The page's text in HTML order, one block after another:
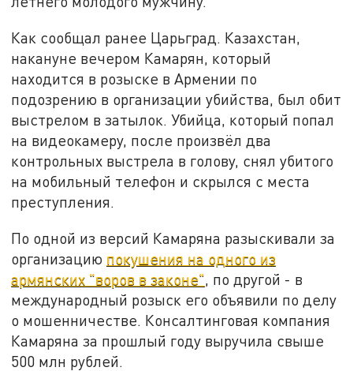
Как сообщал ранее Царьград. Казахстан,
накануне вечером Камарян, который
находится в розыске в Армении по
подозрению в организации убийства, был обит
выстрелом в затылок. Убийца, который попал
на видеокамеру, после произвёл два
контрольных выстрела в голову, снял убитого
на мобильный телефон и скрылся с места
преступления.
По одной из версий Камаряна разыскивали за
организацию покушения на одного из
армянских "воров в законе", по другой - в
международный розыск его объявили по делу
о мошенничестве. Консалтинговая компания
Камаряна за прошлый году выручила свыше
500 млн рублей.